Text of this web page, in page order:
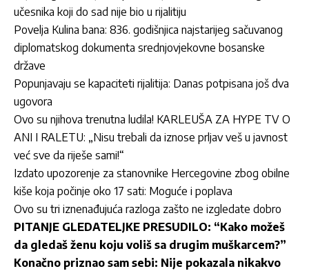
učesnika koji do sad nije bio u rijalitiju
Povelja Kulina bana: 836. godišnjica najstarijeg sačuvanog
diplomatskog dokumenta srednjovjekovne bosanske
države
Popunjavaju se kapaciteti rijalitija: Danas potpisana još dva
ugovora
Ovo su njihova trenutna ludila! KARLEUŠA ZA HYPE TV O
ANI I RALETU: „Nisu trebali da iznose prljav veš u javnost
već sve da riješe sami!“
Izdato upozorenje za stanovnike Hercegovine zbog obilne
kiše koja počinje oko 17 sati: Moguće i poplava
Ovo su tri iznenađujuća razloga zašto ne izgledate dobro
PITANJE GLEDATELJKE PRESUDILO: “Kako možeš
da gledaš ženu koju voliš sa drugim muškarcem?”
Konačno priznao sam sebi: Nije pokazala nikakvo